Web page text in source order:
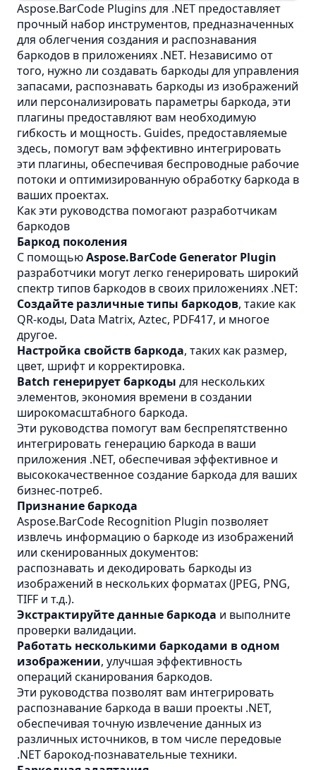
Aspose.BarCode Plugins для .NET предоставляет
прочный набор инструментов, предназначенных
для облегчения создания и распознавания
баркодов в приложениях .NET. Независимо от
того, нужно ли создавать баркоды для управления
запасами, распознавать баркоды из изображений
или персонализировать параметры баркода, эти
плагины предоставляют вам необходимую
гибкость и мощность. Guides, предоставляемые
здесь, помогут вам эффективно интегрировать
эти плагины, обеспечивая беспроводные рабочие
потоки и оптимизированную обработку баркода в
ваших проектах.
Как эти руководства помогают разработчикам
баркодов
Баркод поколения
С помощьюAspose.BarCode Generator Plugin
разработчики могут легко генерировать широкий
спектр типов баркодов в своих приложениях .NET:
Создайте различные типы баркодов, такие как
QR-коды, Data Matrix, Aztec, PDF417, и многое
другое.
Настройка свойств баркода, таких как размер,
цвет, шрифт и корректировка.
Batch генерирует баркоды для нескольких
элементов, экономия времени в создании
широкомасштабного баркода.
Эти руководства помогут вам беспрепятственно
интегрировать генерацию баркода в ваши
приложения .NET, обеспечивая эффективное и
высококачественное создание баркода для ваших
бизнес-потреб.
Признание баркода
Aspose.BarCode Recognition Plugin позволяет
извлечь информацию о баркоде из изображений
или скенированных документов:
распознавать и декодировать баркоды из
изображений в нескольких форматах (JPEG, PNG,
TIFF и т.д.).
Экстрактируйте данные баркода и выполните
проверки валидации.
Работать несколькими баркодами в одном
изображении, улучшая эффективность
операций сканирования баркодов.
Эти руководства позволят вам интегрировать
распознавание баркода в ваши проекты .NET,
обеспечивая точную извлечение данных из
различных источников, в том числе передовые
.NET барокод-познавательные техники.